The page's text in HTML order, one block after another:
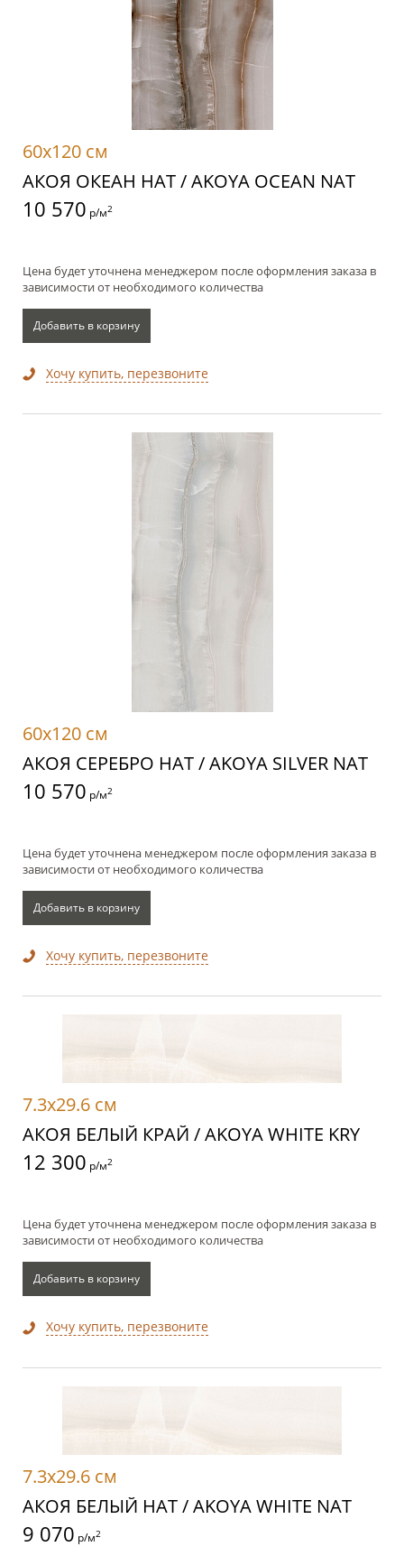
60x120 см
АКОЯ ОКЕАН НАТ / AKOYA OCEAN NAT
10 570 р/м2
Цена будет уточнена менеджером после оформления заказа в
зависимости от необходимого количества
Добавить в корзину
Хочу купить, перезвоните
60x120 см
АКОЯ СЕРЕБРО НАТ / AKOYA SILVER NAT
10 570 р/м2
Цена будет уточнена менеджером после оформления заказа в
зависимости от необходимого количества
Добавить в корзину
Хочу купить, перезвоните
7.3x29.6 см
АКОЯ БЕЛЫЙ КРАЙ / AKOYA WHITE KRY
12 300 р/м2
Цена будет уточнена менеджером после оформления заказа в
зависимости от необходимого количества
Добавить в корзину
Хочу купить, перезвоните
7.3x29.6 см
АКОЯ БЕЛЫЙ НАТ / AKOYA WHITE NAT
9 070 р/м2